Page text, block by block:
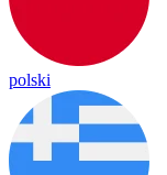
polski